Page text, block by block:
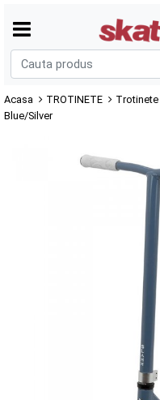
Acasa TROTINETE Trotinete
Blue/Silver